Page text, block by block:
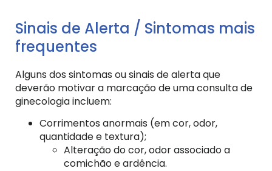
Sinais de Alerta / Sintomas mais
frequentes
Alguns dos sintomas ou sinais de alerta que
deverão motivar a marcação de uma consulta de
ginecologia incluem:
Corrimentos anormais (em cor, odor,
quantidade e textura);
Alteração do cor, odor associado a
comichão e ardência.